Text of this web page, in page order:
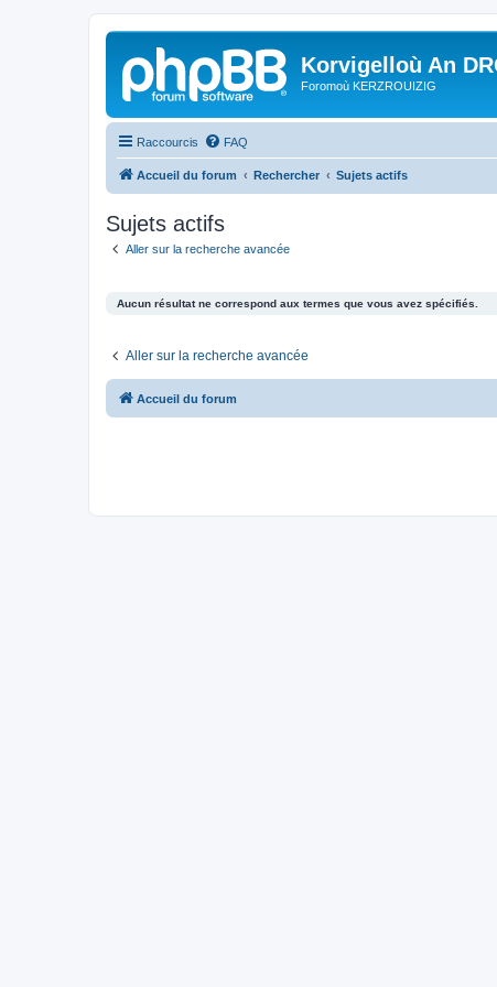
Korvigelloù An
Foromoù KERZROUIZIG
Raccourcis FAQ
Accueil du forum Rechercher Sujets actifs
Sujets actifs
Aller sur la recherche avancée
Aucun résultat ne correspond aux termes que vous avez spécifiés.
Aller sur la recherche avancée
Accueil du forum